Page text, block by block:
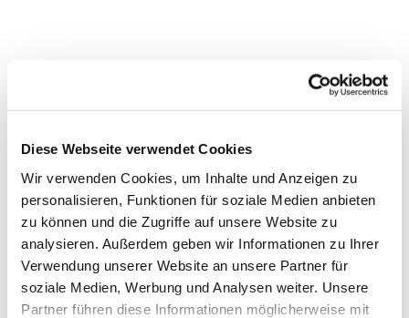
Diese Webseite verwendet Cookies
Wir verwenden Cookies, um Inhalte und Anzeigen zu
personalisieren, Funktionen für soziale Medien anbieten
zu können und die Zugriffe auf unsere Website zu
analysieren. Außerdem geben wir Informationen zu Ihrer
Verwendung unserer Website an unsere Partner für
soziale Medien, Werbung und Analysen weiter. Unsere
Partner führen diese Informationen möglicherweise mit